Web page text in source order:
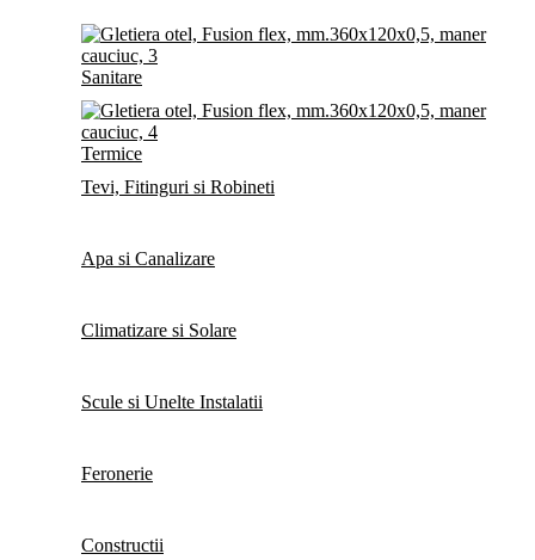
Sanitare
Termice
Tevi, Fitinguri si Robineti
Apa si Canalizare
Climatizare si Solare
Scule si Unelte Instalatii
Feronerie
Constructii